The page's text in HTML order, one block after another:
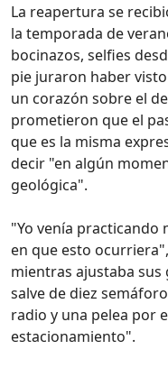
La reapertura se
la temporada de
bocinazos, selfies
pie juraron haber
un corazón sobre el
prometieron que el
que es la misma
decir "en algún
geológica".
"Yo venía practicando
en que esto
mientras ajustaba sus
salve de diez
radio y una pelea por
estacionamiento".